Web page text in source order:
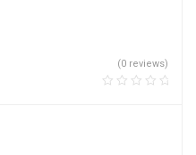
(0 reviews)